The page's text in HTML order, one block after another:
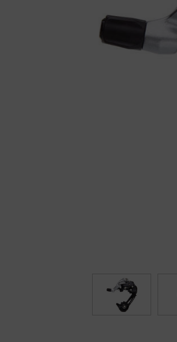
← Terug naar